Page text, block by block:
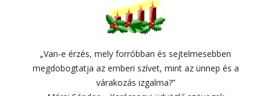
„Van-e érzés, mely forróbban és sejtelmesebben
megdobogtatja az emberi szívet, mint az ünnep és a
várakozás izgalma?”